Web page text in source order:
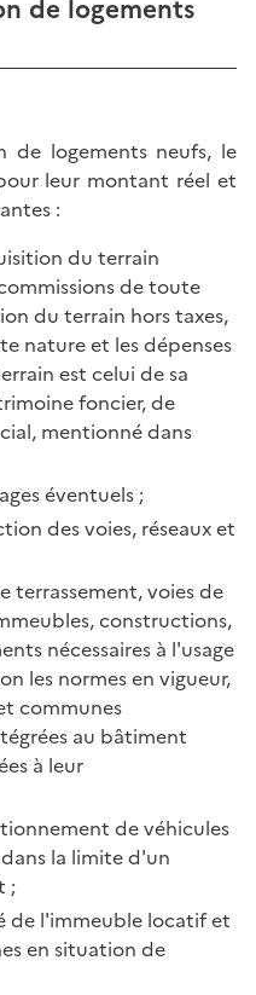
de logements
de logements neufs, le
leur montant réel et
:
du terrain
de toute
du terrain hors taxes,
nature et les dépenses
est celui de sa
foncier, de
mentionné dans
éventuels ;
des voies, réseaux et
terrassement, voies de
constructions,
nécessaires à l'usage
les normes en vigueur,
communes
au bâtiment
à leur
de véhicules
la limite d'un
;
de l'immeuble locatif et
en situation de